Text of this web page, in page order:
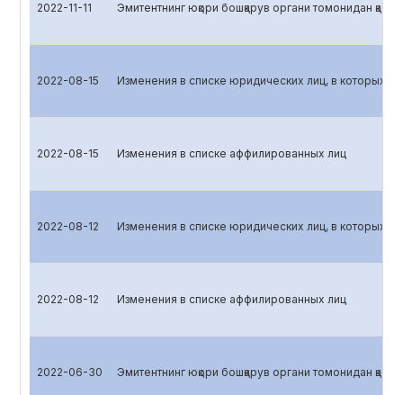
2022-11-11 Эмитентнинг юқори бошқарув органи томонидан қабул
2022-08-15 Изменения в списке юридических лиц, в которых
2022-08-15 Изменения в списке аффилированных лиц
2022-08-12 Изменения в списке юридических лиц, в которых
2022-08-12 Изменения в списке аффилированных лиц
2022-06-30 Эмитентнинг юқори бошқарув органи томонидан қабул